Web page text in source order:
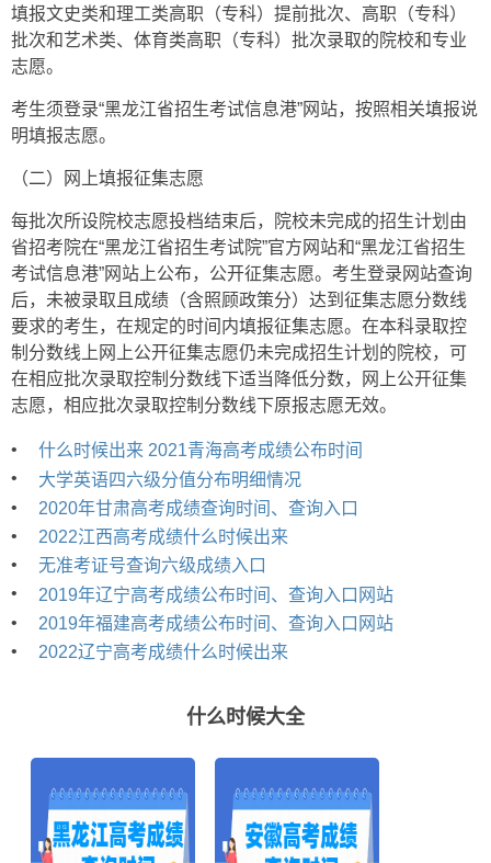
填报文史类和理工类高职（专科）提前批次、高职（专科）
批次和艺术类、体育类高职（专科）批次录取的院校和专业
志愿。
考生须登录“黑龙江省招生考试信息港”网站，按照相关填报说
明填报志愿。
（二）网上填报征集志愿
每批次所设院校志愿投档结束后，院校未完成的招生计划由
省招考院在“黑龙江省招生考试院”官方网站和“黑龙江省招生
考试信息港”网站上公布，公开征集志愿。考生登录网站查询
后，未被录取且成绩（含照顾政策分）达到征集志愿分数线
要求的考生，在规定的时间内填报征集志愿。在本科录取控
制分数线上网上公开征集志愿仍未完成招生计划的院校，可
在相应批次录取控制分数线下适当降低分数，网上公开征集
志愿，相应批次录取控制分数线下原报志愿无效。
•
什么时候出来 2021青海高考成绩公布时间
•
大学英语四六级分值分布明细情况
•
2020年甘肃高考成绩查询时间、查询入口
•
2022江西高考成绩什么时候出来
•
无准考证号查询六级成绩入口
•
2019年辽宁高考成绩公布时间、查询入口网站
•
2019年福建高考成绩公布时间、查询入口网站
•
2022辽宁高考成绩什么时候出来
什么时候大全